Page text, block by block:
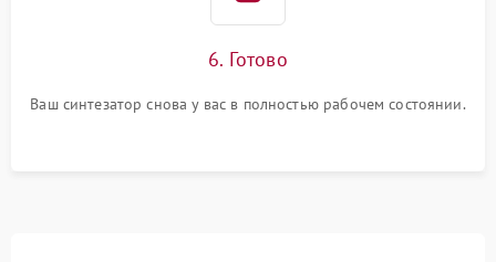
6. Готово
Ваш синтезатор снова у вас в полностью рабочем состоянии.